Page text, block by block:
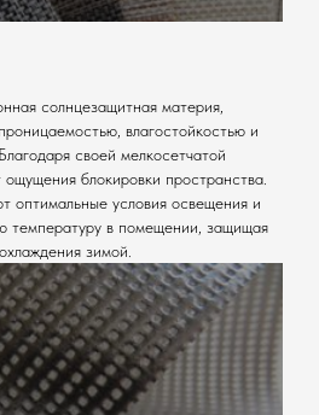
солнцезащитная материя,
влагостойкостью и
своей мелкосетчатой
блокировки пространства.
оптимальные условия освещения и
температуру в помещении, защищая
зимой.